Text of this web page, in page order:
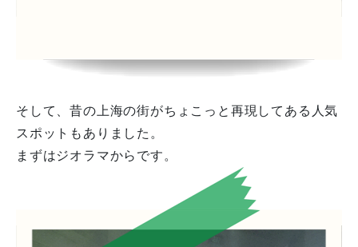
そして、昔の上海の街がちょこっと再現してある人気
スポットもありました。
まずはジオラマからです。